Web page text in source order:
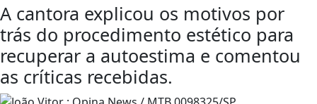
A cantora explicou os motivos por
trás do procedimento estético para
recuperar a autoestima e comentou
as críticas recebidas.